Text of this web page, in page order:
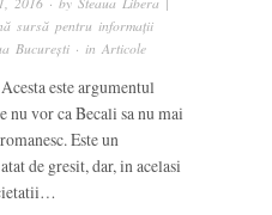
sursă pentru informații
București · inArticole
este argumentul
nu vor ca Becali sa nu mai
Este un
de gresit, dar, in acelasi